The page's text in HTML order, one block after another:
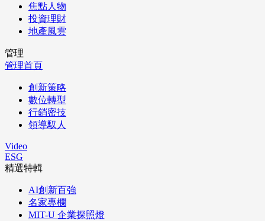
焦點人物
投資理財
地產風雲
管理
管理首頁
創新策略
數位轉型
行銷密技
領導馭人
Video
ESG
精選特輯
AI創新百強
名家專欄
MIT-U 企業探照燈